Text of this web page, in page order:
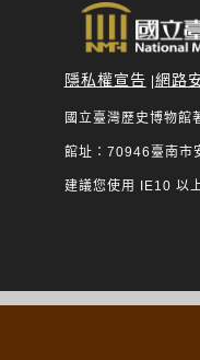
隱私權宣告 |網路
國立臺灣歷史博物
館址：70946臺南
建議您使用 IE10 以